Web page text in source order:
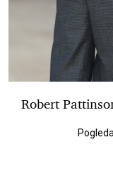
Robert